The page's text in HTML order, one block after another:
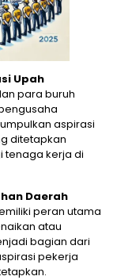
Upah
para buruh
aspirasi
ditetapkan
tenaga kerja di
Daerah
peran utama
atau
bagian dari
pekerja